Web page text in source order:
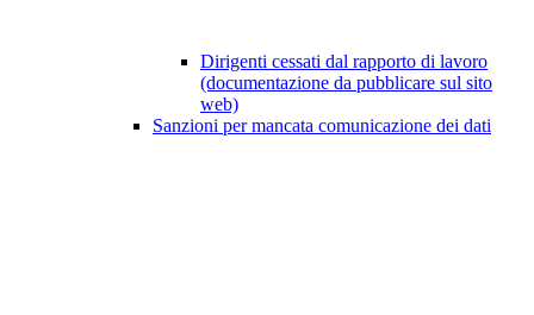
Dirigenti cessati dal rapporto di lavoro
(documentazione da pubblicare sul sito
web)
Sanzioni per mancata comunicazione dei dati